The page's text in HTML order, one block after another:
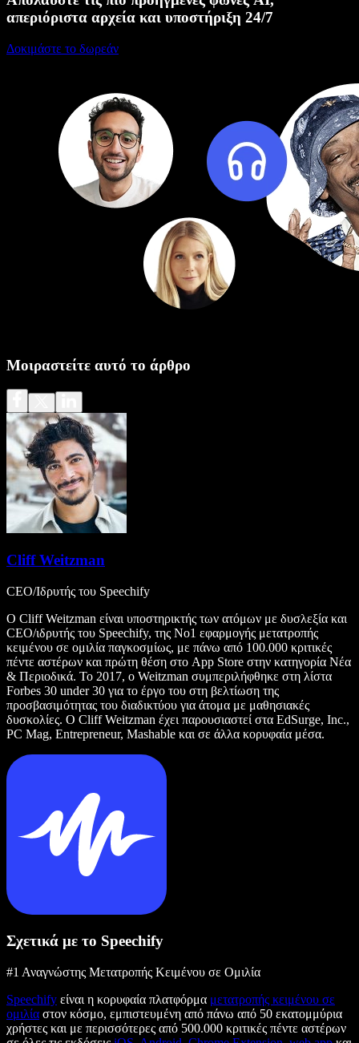
απεριόριστα αρχεία και υποστήριξη 24/7
Δοκιμάστε το δωρεάν
Μοιραστείτε αυτό το άρθρο
Cliff Weitzman
CEO/Ιδρυτής του Speechify
Ο Cliff Weitzman είναι υποστηρικτής των ατόμων με δυσλεξία και
CEO/ιδρυτής του Speechify, της Νο1 εφαρμογής μετατροπής
κειμένου σε ομιλία παγκοσμίως, με πάνω από 100.000 κριτικές
πέντε αστέρων και πρώτη θέση στο App Store στην κατηγορία Νέα
& Περιοδικά. Το 2017, ο Weitzman συμπεριλήφθηκε στη λίστα
Forbes 30 under 30 για το έργο του στη βελτίωση της
προσβασιμότητας του διαδικτύου για άτομα με μαθησιακές
δυσκολίες. Ο Cliff Weitzman έχει παρουσιαστεί στα EdSurge, Inc.,
PC Mag, Entrepreneur, Mashable και σε άλλα κορυφαία μέσα.
Σχετικά με το Speechify
#1 Αναγνώστης Μετατροπής Κειμένου σε Ομιλία
Speechify είναι η κορυφαία πλατφόρμα μετατροπής κειμένου σε
ομιλία στον κόσμο, εμπιστευμένη από πάνω από 50 εκατομμύρια
χρήστες και με περισσότερες από 500.000 κριτικές πέντε αστέρων